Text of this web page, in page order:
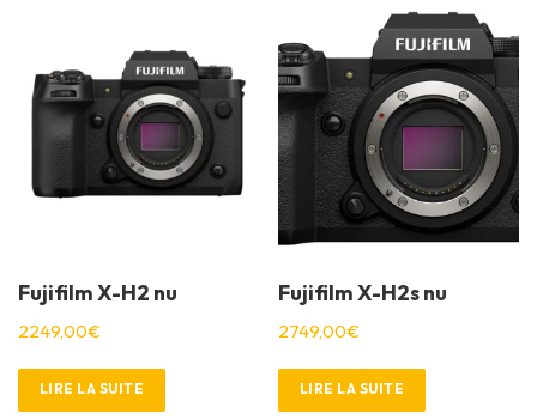
0
€
.
,
0
0
.
0
€
.
Fujifilm X-H2 nu
2249,00€
LIRE LA SUITE
Fujifilm X-H2s nu
2749,00€
LIRE LA SUITE